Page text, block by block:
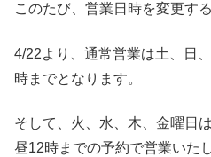
このたび、営業日時を変更す
4/22より、通常営業は土、日
時までとなります。
そして、火、水、木、金曜日
昼12時までの予約で営業いた